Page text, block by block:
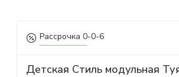
Рассрочка 0-0-6
Детская Стиль модульная